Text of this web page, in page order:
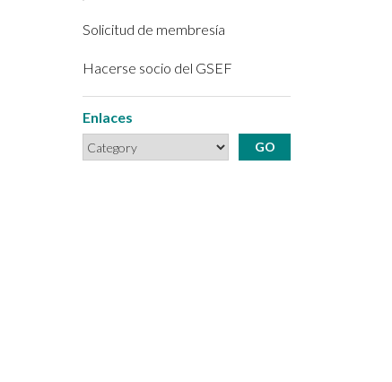
Solicitud de membresía
Hacerse socio del GSEF
Enlaces